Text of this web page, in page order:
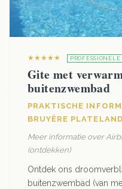
★★★★★
Gite met
buitenzwembad
PRAKTISCHE
BRUYÈRE PLATELAND
Meer informatie over
(ontdekken)
Ontdek ons
buitenzwembad (van